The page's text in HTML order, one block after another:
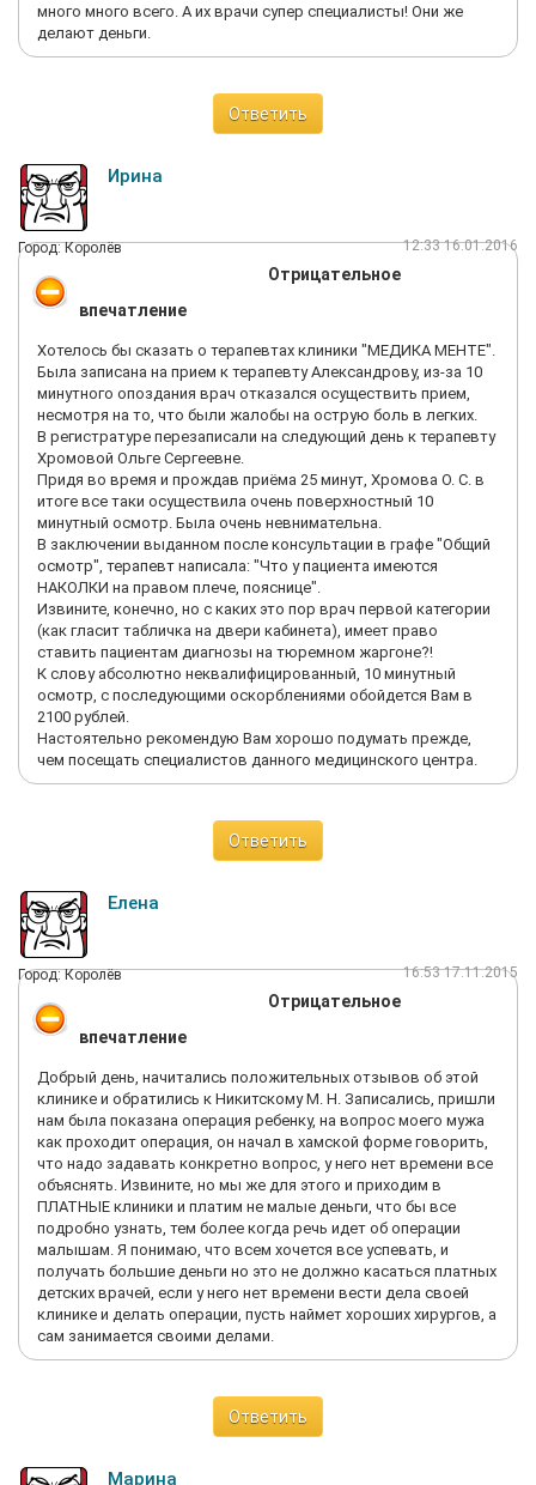
много много всего. А их врачи супер специалисты! Они же
делают деньги.
Ответить
Ирина
Город: Королёв 12:33 16.01.2016
Отрицательное
впечатление
Хотелось бы сказать о терапевтах клиники "МЕДИКА МЕНТЕ".
Была записана на прием к терапевту Александрову, из-за 10
минутного опоздания врач отказался осуществить прием,
несмотря на то, что были жалобы на острую боль в легких.
В регистратуре перезаписали на следующий день к терапевту
Хромовой Ольге Сергеевне.
Придя во время и прождав приёма 25 минут, Хромова О. С. в
итоге все таки осуществила очень поверхностный 10
минутный осмотр. Была очень невнимательна.
В заключении выданном после консультации в графе "Общий
осмотр", терапевт написала: "Что у пациента имеются
НАКОЛКИ на правом плече, пояснице".
Извините, конечно, но с каких это пор врач первой категории
(как гласит табличка на двери кабинета), имеет право
ставить пациентам диагнозы на тюремном жаргоне?!
К слову абсолютно неквалифицированный, 10 минутный
осмотр, с последующими оскорблениями обойдется Вам в
2100 рублей.
Настоятельно рекомендую Вам хорошо подумать прежде,
чем посещать специалистов данного медицинского центра.
Ответить
Елена
Город: Королёв 16:53 17.11.2015
Отрицательное
впечатление
Добрый день, начитались положительных отзывов об этой
клинике и обратились к Никитскому М. Н. Записались, пришли
нам была показана операция ребенку, на вопрос моего мужа
как проходит операция, он начал в хамской форме говорить,
что надо задавать конкретно вопрос, у него нет времени все
объяснять. Извините, но мы же для этого и приходим в
ПЛАТНЫЕ клиники и платим не малые деньги, что бы все
подробно узнать, тем более когда речь идет об операции
малышам. Я понимаю, что всем хочется все успевать, и
получать большие деньги но это не должно касаться платных
детских врачей, если у него нет времени вести дела своей
клинике и делать операции, пусть наймет хороших хирургов, а
сам занимается своими делами.
Ответить
Марина